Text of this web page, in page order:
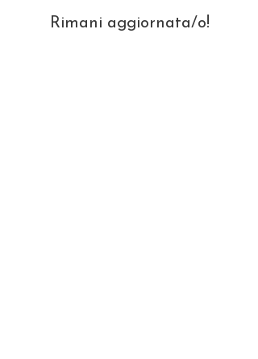
Rimani aggiornata/o!